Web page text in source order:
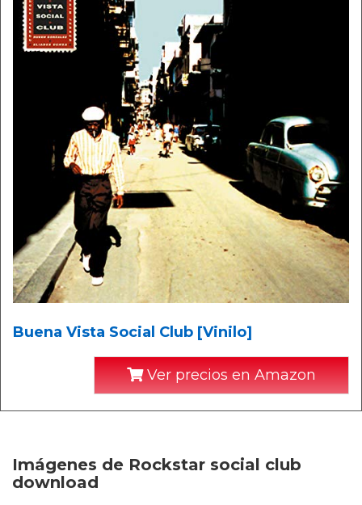
Buena Vista Social Club [Vinilo]
Ver precios en Amazon
Imágenes de Rockstar social club
download